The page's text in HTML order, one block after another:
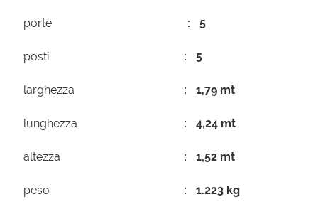
porte 5
posti 5
larghezza 1,79 mt
lunghezza 4,24 mt
altezza 1,52 mt
peso 1.223 kg